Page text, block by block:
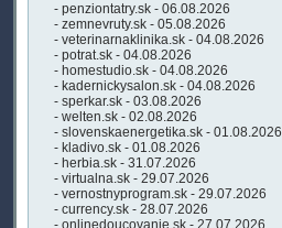
- penziontatry.sk - 06.08.2026
- zemnevruty.sk - 05.08.2026
- veterinarnaklinika.sk - 04.08.2026
- potrat.sk - 04.08.2026
- homestudio.sk - 04.08.2026
- kadernickysalon.sk - 04.08.2026
- sperkar.sk - 03.08.2026
- welten.sk - 02.08.2026
- slovenskaenergetika.sk - 01.08.2026
- kladivo.sk - 01.08.2026
- herbia.sk - 31.07.2026
- virtualna.sk - 29.07.2026
- vernostnyprogram.sk - 29.07.2026
- currency.sk - 28.07.2026
- onlinedoucovanie.sk - 27.07.2026